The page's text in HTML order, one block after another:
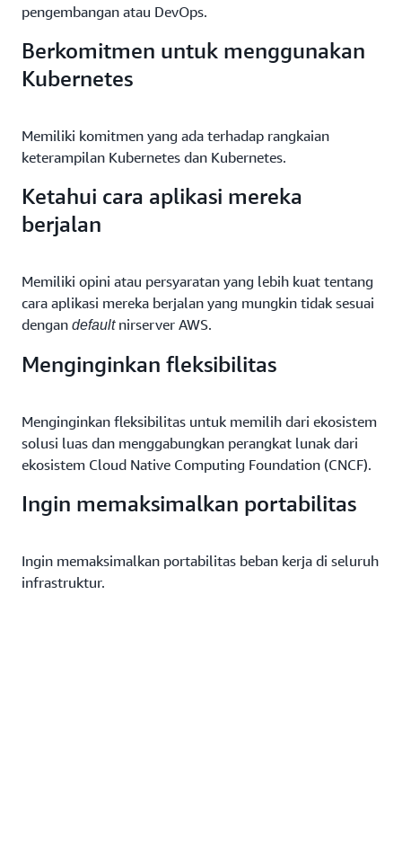
pengembangan atau DevOps.
Berkomitmen untuk menggunakan
Kubernetes
Memiliki komitmen yang ada terhadap rangkaian
keterampilan Kubernetes dan Kubernetes.
Ketahui cara aplikasi mereka
berjalan
Memiliki opini atau persyaratan yang lebih kuat tentang
cara aplikasi mereka berjalan yang mungkin tidak sesuai
dengan defaultnirserver AWS.
Menginginkan fleksibilitas
Menginginkan fleksibilitas untuk memilih dari ekosistem
solusi luas dan menggabungkan perangkat lunak dari
ekosistem Cloud Native Computing Foundation (CNCF).
Ingin memaksimalkan portabilitas
Ingin memaksimalkan portabilitas beban kerja di seluruh
infrastruktur.